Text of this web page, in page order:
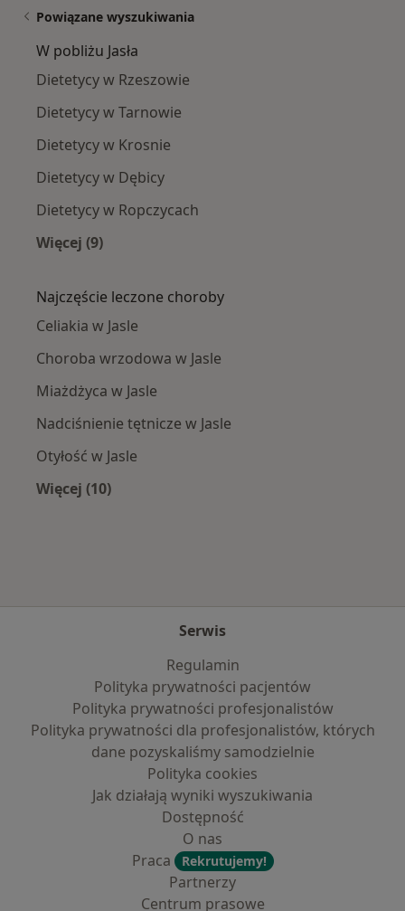
Powiązane wyszukiwania
W pobliżu Jasła
Dietetycy w Rzeszowie
Dietetycy w Tarnowie
Dietetycy w Krosnie
Dietetycy w Dębicy
Dietetycy w Ropczycach
Więcej (9)
Najczęście leczone choroby
Celiakia w Jasle
Choroba wrzodowa w Jasle
Miażdżyca w Jasle
Nadciśnienie tętnicze w Jasle
Otyłość w Jasle
Więcej (10)
Serwis
Regulamin
Polityka prywatności pacjentów
Polityka prywatności profesjonalistów
Polityka prywatności dla profesjonalistów, których
dane pozyskaliśmy samodzielnie
Polityka cookies
Jak działają wyniki wyszukiwania
Dostępność
O nas
Praca
Rekrutujemy!
Partnerzy
Centrum prasowe